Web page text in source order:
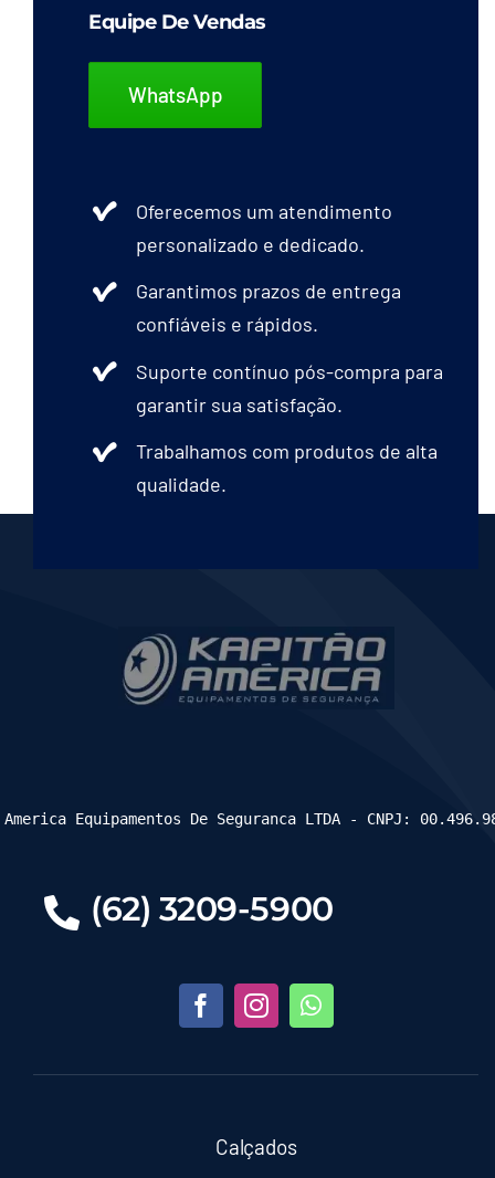
Equipe De Vendas
WhatsApp
Oferecemos um atendimento
personalizado e dedicado.
Garantimos prazos de entrega
confiáveis e rápidos.
Suporte contínuo pós-compra para
garantir sua satisfação.
Trabalhamos com produtos de alta
qualidade.
(62) 3209-5900
Calçados
Equipamentos De Seguranca LTDA - CNPJ: